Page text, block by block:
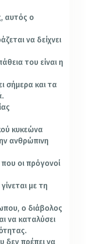
αυτός ο
να δείχνει
του είναι η
σήμερα και τα
κυκεώνα
ανθρώπινη
που οι πρόγονοί
με τη
ο διάβολος
να καταλύσει
δεν πρέπει να